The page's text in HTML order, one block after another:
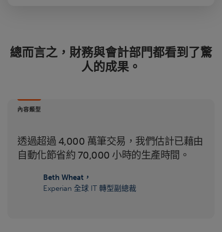
總而言之，財務與會計部門都看到了驚
人的成果。
內容類型
透過超過 4,000 萬筆交易，我們估計已藉由
自動化節省約 70,000 小時的生產時間。
Beth Wheat，
Experian 全球 IT 轉型副總裁